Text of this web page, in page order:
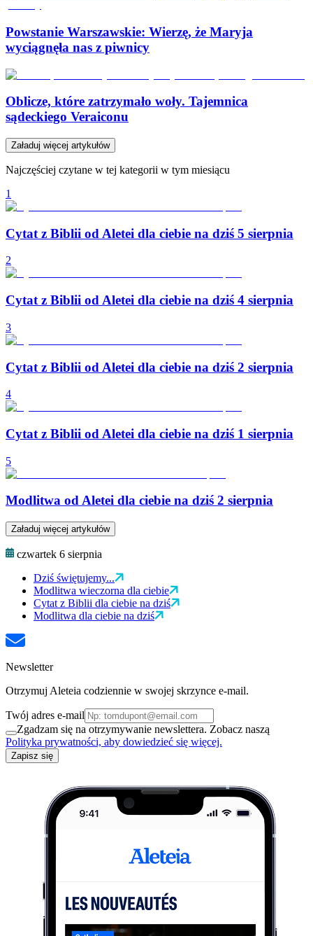
Powstanie Warszawskie: Wierzę, że Maryja
wyciągnęła nas z piwnicy
Oblicze, które zatrzymało woły. Tajemnica
sądeckiego Veraiconu
Załaduj więcej artykułów
Najczęściej czytane w tej kategorii w tym miesiącu
1
Cytat z Biblii od Aletei dla ciebie na dziś 5 sierpnia
2
Cytat z Biblii od Aletei dla ciebie na dziś 4 sierpnia
3
Cytat z Biblii od Aletei dla ciebie na dziś 2 sierpnia
4
Cytat z Biblii od Aletei dla ciebie na dziś 1 sierpnia
5
Modlitwa od Aletei dla ciebie na dziś 2 sierpnia
Załaduj więcej artykułów
czwartek 6 sierpnia
Dziś świętujemy...
Modlitwa wieczorna dla ciebie
Cytat z Biblii dla ciebie na dziś
Modlitwa dla ciebie na dziś
Newsletter
Otrzymuj Aleteia codziennie w swojej skrzynce e-mail.
Twój adres e-mail
Zgadzam się na otrzymywanie newslettera. Zobacz naszą
Polityka prywatności, aby dowiedzieć się więcej.
Zapisz się